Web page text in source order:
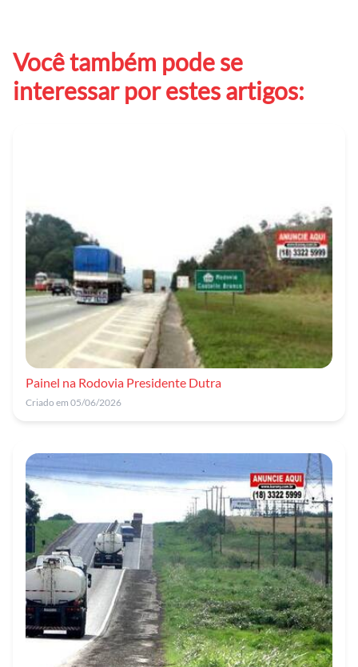
Você também pode se
interessar por estes artigos:
Painel na Rodovia Presidente Dutra
Criado em 05/06/2026